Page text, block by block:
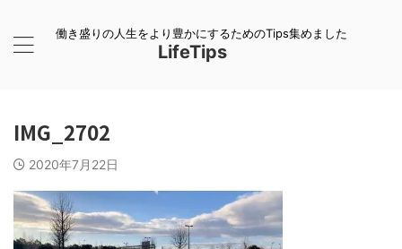
働き盛りの人生をより豊かにするためのTips集めました
LifeTips
IMG_2702
2020年7月22日